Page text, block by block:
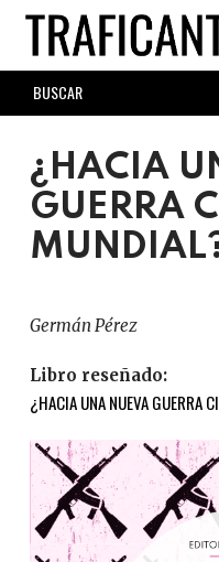
Skip
main
content
SEARCH
FORM
¿HACIA
GUERRA
Germán Pérez
Libro reseñado:
¿HACIA UNA NUEVA GUERRA